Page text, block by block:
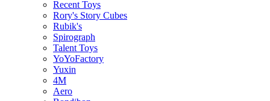
Recent Toys
Rory's Story Cubes
Rubik's
Spirograph
Talent Toys
YoYoFactory
Yuxin
4M
Aero